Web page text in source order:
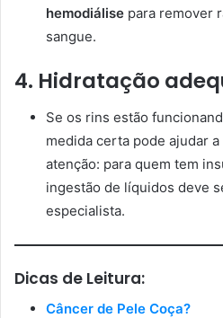
hemodiálise para remover
sangue.
4. Hidratação
Se os rins estão
medida certa pode ajudar
atenção: para quem tem
ingestão de líquidos deve
especialista.
Dicas de Leitura:
Câncer de Pele Coça?